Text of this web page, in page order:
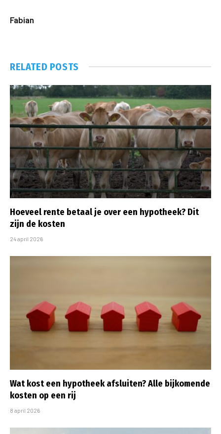
Fabian
RELATED POSTS
Hoeveel rente betaal je over een hypotheek? Dit
zijn de kosten
24 april 2026
Wat kost een hypotheek afsluiten? Alle bijkomende
kosten op een rij
8 april 2026